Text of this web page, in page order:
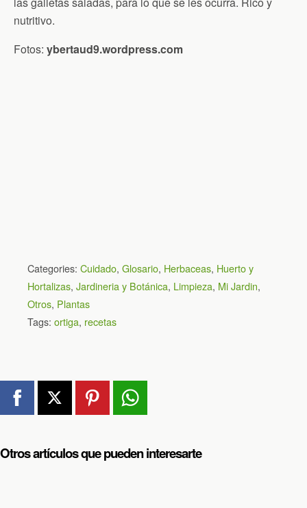
nutritivo.
Fotos: ybertaud9.wordpress.com
Categories: Cuidado, Glosario, Herbaceas, Huerto y
Hortalizas, Jardineria y Botánica, Limpieza, Mi Jardin,
Otros, Plantas
Tags: ortiga, recetas
Otros artículos que pueden interesarte